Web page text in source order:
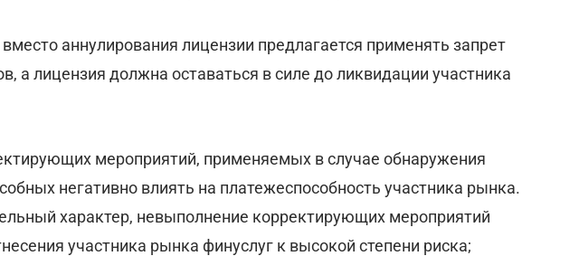
аннулирования лицензии предлагается применять запрет
а лицензия должна оставаться в силе до ликвидации участника
мероприятий, применяемых в случае обнаружения
негативно влиять на платежеспособность участника рынка.
характер, невыполнение корректирующих мероприятий
участника рынка финуслуг к высокой степени риска;